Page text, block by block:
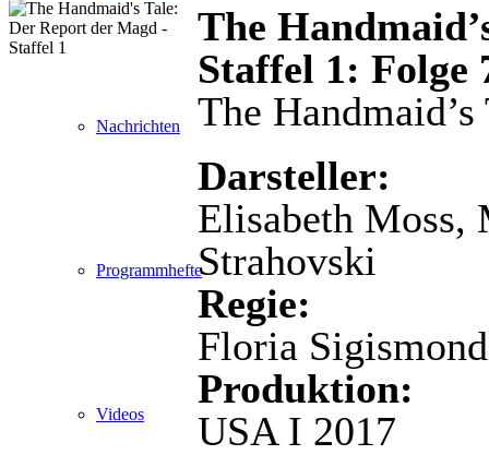
Nachrichten
Programmhefte
Videos
The
Staffel 1: Folge
The Handmaid’s
Darsteller:
Elisabeth Moss,
Strahovski
Regie:
Floria
Produktion:
USA I 2017